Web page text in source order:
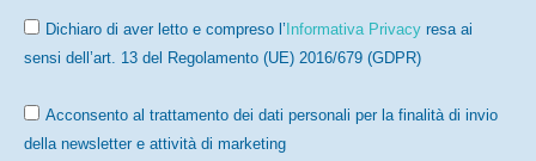
Dichiaro di aver letto e compreso l’ Informativa Privacy resa ai
sensi dell’art. 13 del Regolamento (UE) 2016/679 (GDPR)
Acconsento al trattamento dei dati personali per la finalità di invio
della newsletter e attività di marketing